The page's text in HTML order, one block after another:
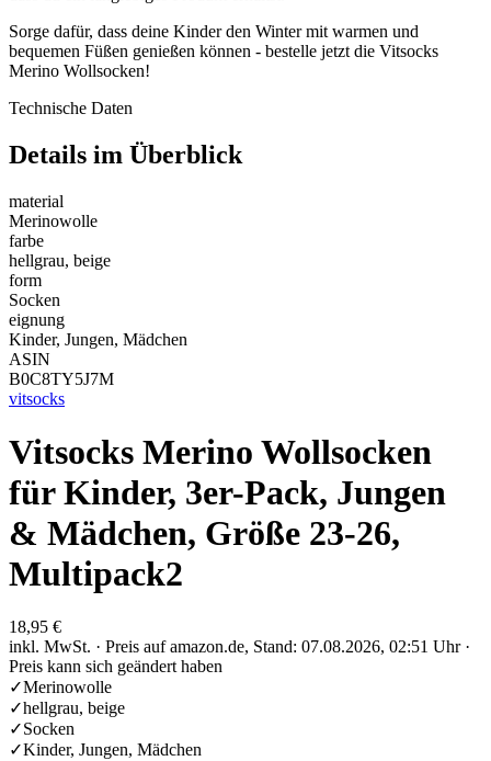
Sorge dafür, dass deine Kinder den Winter mit warmen und
bequemen Füßen genießen können - bestelle jetzt die Vitsocks
Merino Wollsocken!
Technische Daten
Details im Überblick
material
Merinowolle
farbe
hellgrau, beige
form
Socken
eignung
Kinder, Jungen, Mädchen
ASIN
B0C8TY5J7M
vitsocks
Vitsocks Merino Wollsocken
für Kinder, 3er-Pack, Jungen
& Mädchen, Größe 23-26,
Multipack2
18,95 €
inkl. MwSt. · Preis auf amazon.de, Stand: 07.08.2026, 02:51 Uhr ·
Preis kann sich geändert haben
✓Merinowolle
✓hellgrau, beige
✓Socken
✓Kinder, Jungen, Mädchen